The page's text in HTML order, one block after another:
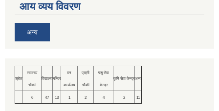
आय व्यय विवरण
अन्य
श्रोत
स्वास्थ्य
चौकी
विद्यालयमन्दिर
वन
कार्यालय
प्रहरी
चौकी
पशु सेवा
केन्द्र
कृषि सेवा केन्द्रअन्य
6 47 13 1 2 4 2 11